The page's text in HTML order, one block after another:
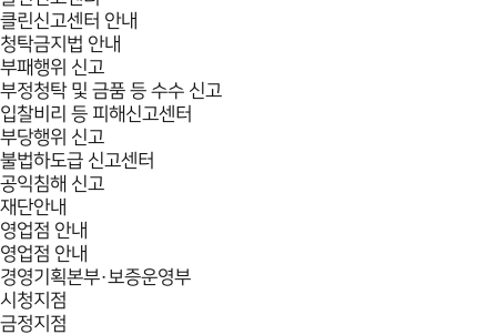
클린신고센터 안내
청탁금지법 안내
부패행위 신고
부정청탁 및 금품 등 수수 신고
입찰비리 등 피해신고센터
부당행위 신고
불법하도급 신고센터
공익침해 신고
재단안내
영업점 안내
영업점 안내
경영기획본부·보증운영부
시청지점
금정지점